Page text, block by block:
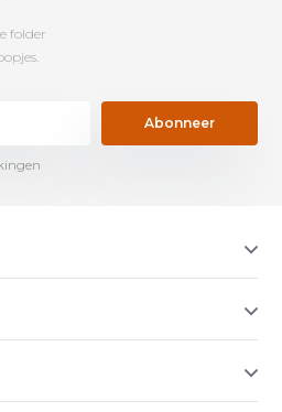
folder
Abonneer